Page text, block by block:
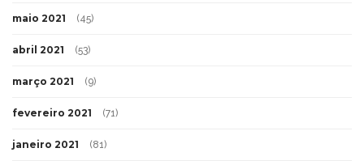
maio 2021 (45)
abril 2021 (53)
março 2021 (9)
fevereiro 2021 (71)
janeiro 2021 (81)